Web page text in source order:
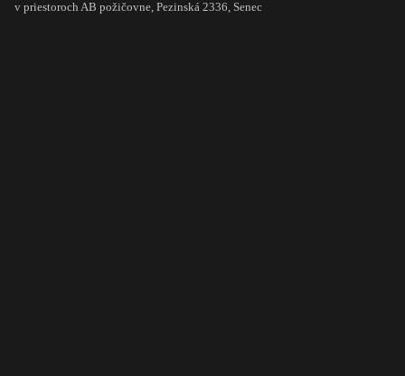
v priestoroch AB požičovne,Pezinská 2336, Senec